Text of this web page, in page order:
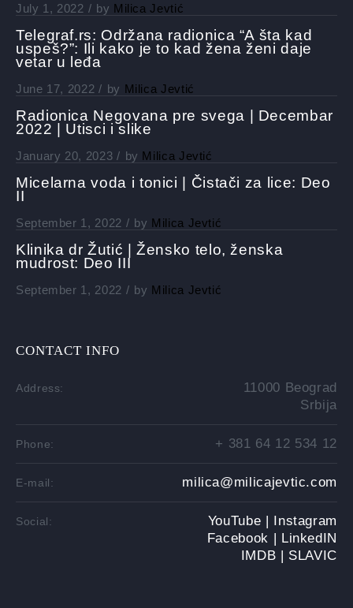
July 1, 2022 by Milica Jevtić
Telegraf.rs: Održana radionica “A šta kad
uspeš?”: Ili kako je to kad žena ženi daje
vetar u leđa
June 17, 2022 by Milica Jevtić
Radionica Negovana pre svega | Decembar
2022 | Utisci i slike
January 20, 2023 by Milica Jevtić
Micelarna voda i tonici | Čistači za lice: Deo
II
September 1, 2022 by Milica Jevtić
Klinika dr Žutić | Žensko telo, ženska
mudrost: Deo III
September 1, 2022 by Milica Jevtić
CONTACT INFO
Address:
11000 Beograd
Srbija
Phone: + 381 64 12 534 12
E-mail: milica@milicajevtic.com
Social: YouTube | Instagram
Facebook | LinkedIN
IMDB | SLAVIC